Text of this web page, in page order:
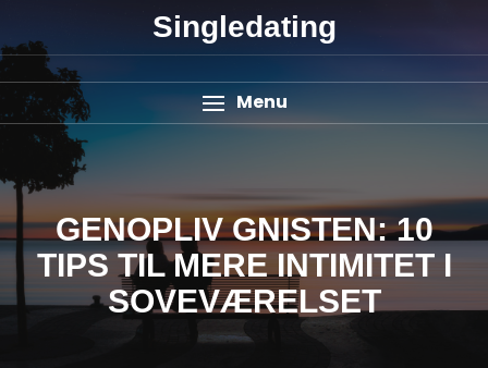
Singledating
Menu
GENOPLIV GNISTEN: 10
TIPS TIL MERE INTIMITET I
SOVEVÆRELSET